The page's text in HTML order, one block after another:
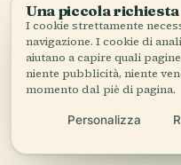
Una piccola
I cookie strettamente
navigazione. I cookie di
aiutano a capire quali
niente pubblicità, niente
momento dal piè di pagina.
Personalizza